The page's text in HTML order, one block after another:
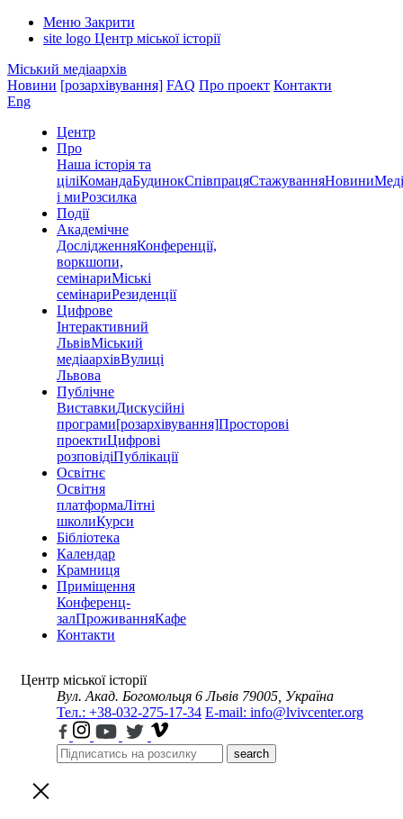
Меню Закрити
site logo Центр міської історії
Міський медіаархів
Новини [розархівування] FAQ Про проект Контакти
Eng
Центр
Про
Наша історія та
ціліКомандаБудинокСпівпрацяСтажуванняНовини
і миРозсилка
Події
Академічне
ДослідженняКонференції,
воркшопи,
семінариМіські
семінариРезиденції
Цифрове
Інтерактивний
ЛьвівМіський
медіаархівВулиці
Львова
Публічне
ВиставкиДискусійні
програми[розархівування]Просторові
проектиЦифрові
розповідіПублікації
Освітнє
Освітня
платформаЛітні
школиКурси
Бібліотека
Календар
Крамниця
Приміщення
Конференц-
залПроживанняКафе
Контакти
Центр міської історії
Вул. Акад. Богомольця 6 Львів 79005, Україна
Тел.: +38-032-275-17-34 E-mail: info@lvivcenter.org
search